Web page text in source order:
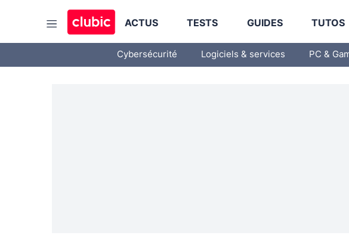
ACTUS TESTS GUIDES TUTOS
Cybersécurité Logiciels & services PC &